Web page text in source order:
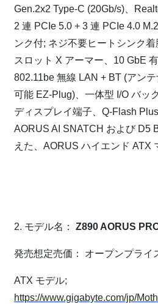
Gen.2x2 Type-C (20Gb/s)、
2 連 PCIe 5.0 + 3 連 PCIe 4.0
ンク付; ネジ不要ヒートシンク
スロット X アーマー、10 GbE
802.11be 無線 LAN + BT (アン
可能 EZ-Plug)、一体型 I/O バッ
ディスプレイ端子、Q-Flash
AORUS AI SNATCH および D5
えた、AORUS ハイエンド ATX
2. モデル名： Z890 AORUS
発売想定売価： オープンプライ
ATX モデル;
https://www.gigabyte.com/jp/